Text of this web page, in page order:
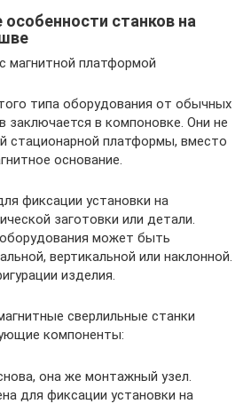
станков на
магнитной платформой
типа оборудования от обычных
заключается в компоновке. Они не
стационарной платформы, вместо
основание.
фиксации установки на
заготовки или детали.
может быть
вертикальной или наклонной.
изделия.
сверлильные станки
компоненты:
она же монтажный узел.
для фиксации установки на